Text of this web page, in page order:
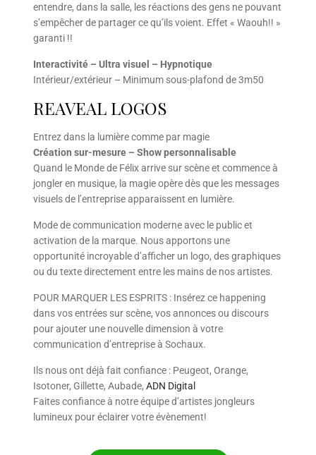
entendre, dans la salle, les réactions des gens ne pouvant
s’empêcher de partager ce qu’ils voient. Effet « Waouh!! »
garanti !!
Interactivité – Ultra visuel – Hypnotique
Intérieur/extérieur – Minimum sous-plafond de 3m50
REAVEAL LOGOS
Entrez dans la lumière comme par magie
Création sur-mesure – Show personnalisable
Quand le Monde de Félix arrive sur scène et commence à
jongler en musique, la magie opère dès que les messages
visuels de l’entreprise apparaissent en lumière.
Mode de communication moderne avec le public et
activation de la marque. Nous apportons une
opportunité incroyable d’afficher un logo, des graphiques
ou du texte directement entre les mains de nos artistes.
POUR MARQUER LES ESPRITS : Insérez ce happening
dans vos entrées sur scène, vos annonces ou discours
pour ajouter une nouvelle dimension à votre
communication d’entreprise à Sochaux.
Ils nous ont déjà fait confiance : Peugeot, Orange,
Isotoner, Gillette, Aubade, ADN Digital
Faites confiance à notre équipe d’artistes jongleurs
lumineux pour éclairer votre évènement!